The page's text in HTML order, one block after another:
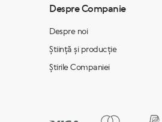
Despre Companie
Despre noi
Știință și producție
Știrile Companiei